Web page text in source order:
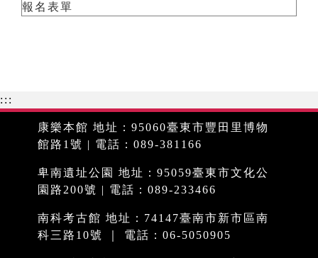
報名表單
:::
康樂本館 地址：95060臺東市豐田里博物
館路1號 | 電話：089-381166
卑南遺址公園 地址：95059臺東市文化公
園路200號 | 電話：089-233466
南科考古館 地址：74147臺南市新市區南
科三路10號 ｜ 電話：06-5050905